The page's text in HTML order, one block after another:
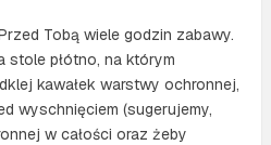
Tobą wiele godzin zabawy.
stole płótno, na którym
kawałek warstwy ochronnej,
wyschnięciem (sugerujemy,
w całości oraz żeby